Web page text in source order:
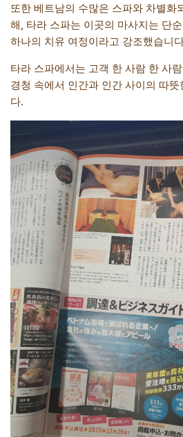
또한 베트남의 수많은 스파와 차별화
해, 타라 스파는 이곳의 마사지는 단
하나의 치유 여정이라고 강조했습니
타라 스파에서는 고객 한 사람 한 사
경청 속에서 인간과 인간 사이의 따
다.